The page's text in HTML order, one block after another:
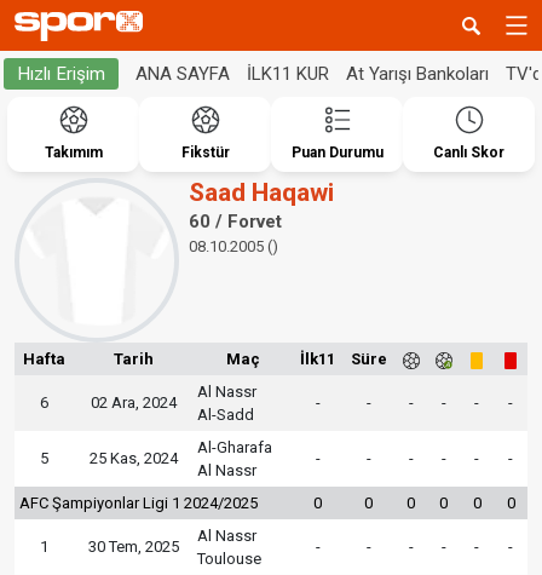
Hızlı Erişim ANA SAYFA İLK11 KUR At Yarışı Bankoları
Takımım Fikstür Puan Durumu Canlı Skor
Saad Haqawi
60 / Forvet
08.10.2005 ()
Hafta Tarih Maç İlk11 Süre
6 02 Ara, 2024
Al Nassr
Al-Sadd
- - - - - -
5 25 Kas, 2024
Al-Gharafa
Al Nassr
- - - - - -
AFC Şampiyonlar Ligi 1 2024/2025 0 0 0 0 0 0
1 30 Tem, 2025
Al Nassr
Toulouse
- - - - - -